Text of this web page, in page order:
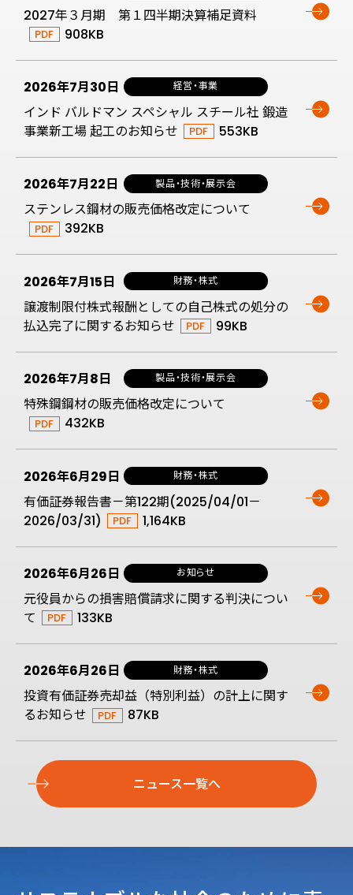
2027年３月期 第１四半期決算補足資料
908KB
2026年7月30日 経営・事業
インド バルドマン スペシャル スチール社 鍛造
事業新工場 起工のお知らせ
553KB
2026年7月22日 製品・技術・展示会
ステンレス鋼材の販売価格改定について
392KB
2026年7月15日 財務・株式
譲渡制限付株式報酬としての自己株式の処分の
払込完了に関するお知らせ
99KB
2026年7月8日 製品・技術・展示会
特殊鋼鋼材の販売価格改定について
432KB
2026年6月29日 財務・株式
有価証券報告書－第122期(2025/04/01－
2026/03/31)
1,164KB
2026年6月26日 お知らせ
元役員からの損害賠償請求に関する判決につい
て
133KB
2026年6月26日 財務・株式
投資有価証券売却益（特別利益）の計上に関す
るお知らせ
87KB
ニュース一覧へ